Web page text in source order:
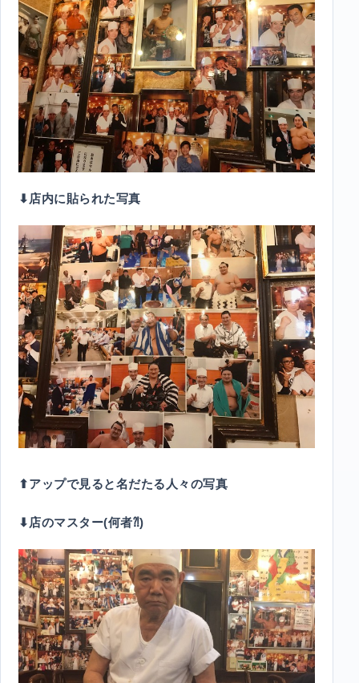
⬇︎店内に貼られた写真
⬆︎アップで見ると名だたる人々の写真
⬇︎店のマスター(何者⁈)